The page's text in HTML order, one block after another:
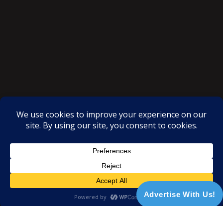
Proudly powered by WordPress |Theme: SuperMag byAcme
Themes
Advertise With Us!